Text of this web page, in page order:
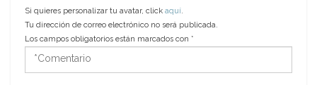
Si quieres personalizar tu avatar, click aquí.
Tu dirección de correo electrónico no será publicada.
Los campos obligatorios están marcados con *
*Comentario